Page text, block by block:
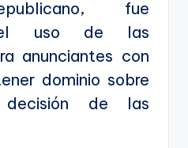
fue
el uso de las
anunciantes con
dominio sobre
de las